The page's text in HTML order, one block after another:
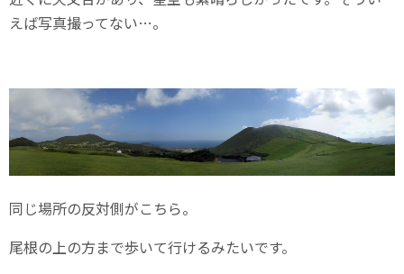
えば写真撮ってない…。
同じ場所の反対側がこちら。
尾根の上の方まで歩いて行けるみたいです。